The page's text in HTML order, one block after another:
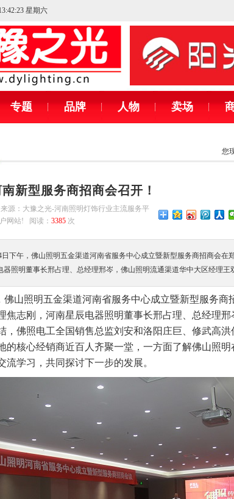
星期六
专题 品牌 人物 卖场
您
新型服务商招商会召开！
源：大豫之光-河南照明灯饰行业主流服务平
网站! 阅读： 3385 次
日下午，佛山照明五金渠道河南省服务中心成立暨新型服务商招商会在
器照明董事长邢占理、总经理邢岑，佛山照明流通渠道华中大区经理王
佛山照明五金渠道河南省服务中心成立暨新型服务商
焦志刚，河南星辰电器照明董事长邢占理、总经理
，佛照电工全国销售总监刘安和洛阳庄巨、修武高
的核心经销商近百人齐聚一堂，一方面了解佛山照
流学习，共同探讨下一步的发展。